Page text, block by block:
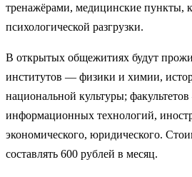
тренажёрами, медицинские пункты,
психологической разгрузки.
В открытых общежитиях будут
институтов — физики и химии,
национальной культуры;
информационных технологий,
экономического, юридического.
составлять 600 рублей в месяц.